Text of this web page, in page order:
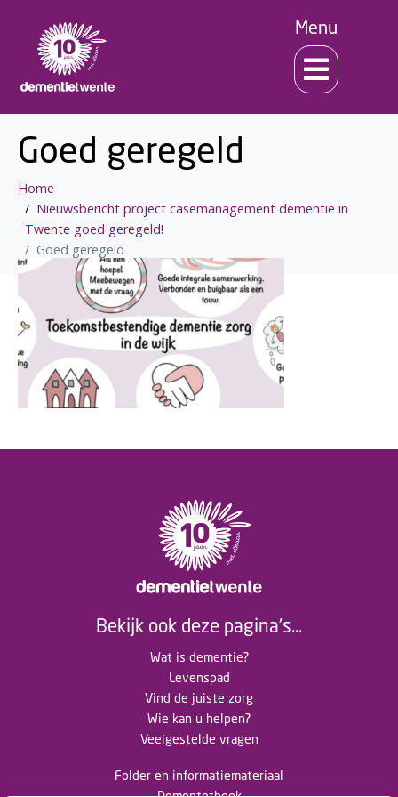
Menu
Goed geregeld
Home
Nieuwsbericht project casemanagement dementie in
Twente goed geregeld!
Goed geregeld
Bekijk ook deze pagina's...
Wat is dementie?
Levenspad
Vind de juiste zorg
Wie kan u helpen?
Veelgestelde vragen
Folder en informatiemateriaal